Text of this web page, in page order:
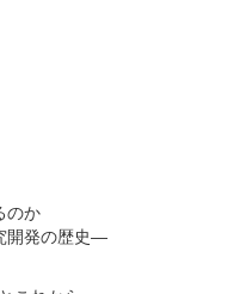
のか
開発の歴史―